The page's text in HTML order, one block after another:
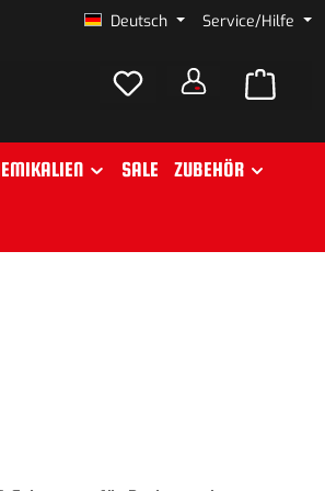
Deutsch Service/Hilfe
SALE ZUBEHÖR